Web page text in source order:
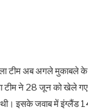
टीम अब अगले मुकाबले के
टीम ने 28 जून को
थी। इसके जवाब में